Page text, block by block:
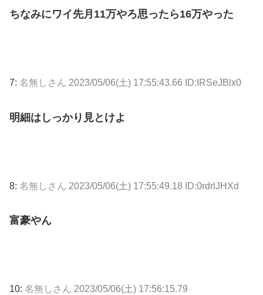
ちなみにワイ先月11万やろ思ったら16万やった
7: 名無しさん 2023/05/06(土) 17:55:43.66 ID:IRSeJBlx0
明細はしっかり見とけよ
8: 名無しさん 2023/05/06(土) 17:55:49.18 ID:0rdrlJHXd
富豪やん
10: 名無しさん 2023/05/06(土) 17:56:15.79